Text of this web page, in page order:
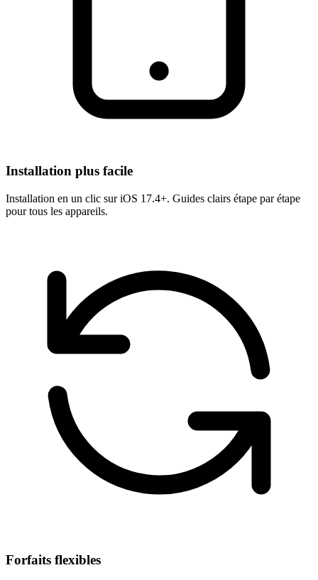
Installation plus facile
Installation en un clic sur iOS 17.4+. Guides clairs étape par étape
pour tous les appareils.
Forfaits flexibles